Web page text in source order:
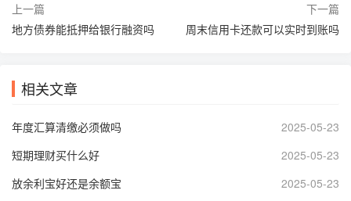
上一篇
地方债券能抵押给银行融资吗
下一篇
周末信用卡还款可以实时到账吗
相关文章
年度汇算清缴必须做吗
2025-05-23
短期理财买什么好
2025-05-23
放余利宝好还是余额宝
2025-05-23